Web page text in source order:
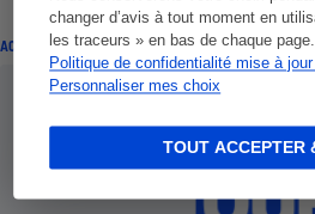
changer d’avis à tout moment en
les traceurs » en bas de chaque page.
Politique de confidentialité mise à
Personnaliser mes choix
TOUT ACCEPTER
ACTUALITÉ